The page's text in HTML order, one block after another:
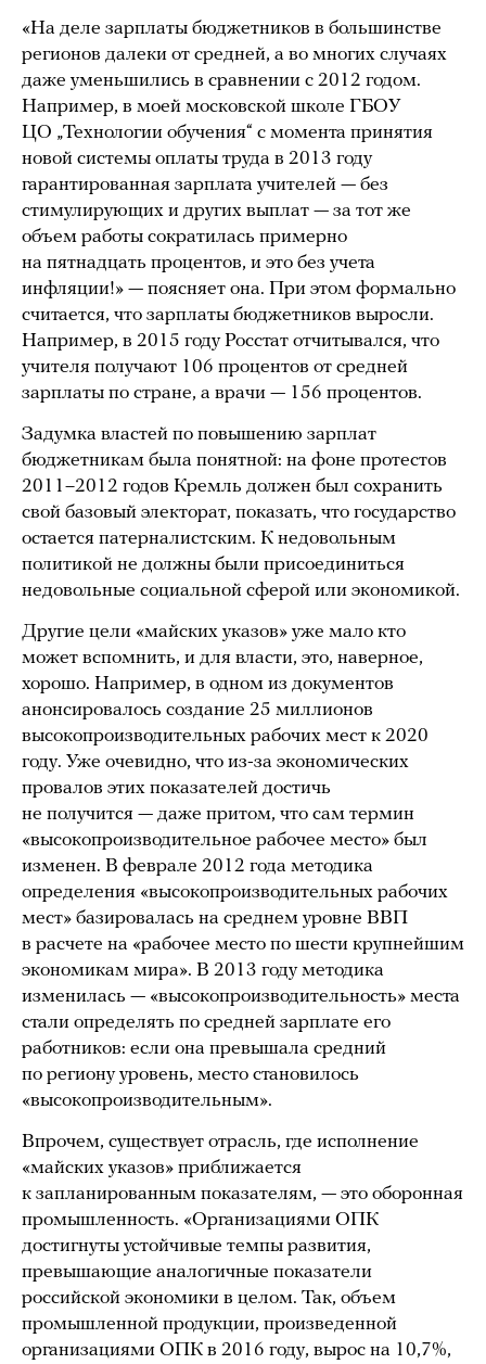
«На деле зарплаты бюджетников в большинстве
регионов далеки от средней, а во многих случаях
даже уменьшились в сравнении с 2012 годом.
Например, в моей московской школе ГБОУ
ЦО „Технологии обучения“ с момента принятия
новой системы оплаты труда в 2013 году
гарантированная зарплата учителей — без
стимулирующих и других выплат — за тот же
объем работы сократилась примерно
на пятнадцать процентов, и это без учета
инфляции!» — поясняет она. При этом формально
считается, что зарплаты бюджетников выросли.
Например, в 2015 году Росстат отчитывался, что
учителя получают 106 процентов от средней
зарплаты по стране, а врачи — 156 процентов.
Задумка властей по повышению зарплат
бюджетникам была понятной: на фоне протестов
2011–2012 годов Кремль должен был сохранить
свой базовый электорат, показать, что государство
остается патерналистским. К недовольным
политикой не должны были присоединиться
недовольные социальной сферой или экономикой.
Другие цели «майских указов» уже мало кто
может вспомнить, и для власти, это, наверное,
хорошо. Например, в одном из документов
анонсировалось создание 25 миллионов
высокопроизводительных рабочих мест к 2020
году. Уже очевидно, что из-за экономических
провалов этих показателей достичь
не получится — даже притом, что сам термин
«высокопроизводительное рабочее место» был
изменен. В феврале 2012 года методика
определения «высокопроизводительных рабочих
мест» базировалась на среднем уровне ВВП
в расчете на «рабочее место по шести крупнейшим
экономикам мира». В 2013 году методика
изменилась — «высокопроизводительность» места
стали определять по средней зарплате его
работников: если она превышала средний
по региону уровень, место становилось
«высокопроизводительным».
Впрочем, существует отрасль, где исполнение
«майских указов» приближается
к запланированным показателям, — это оборонная
промышленность. «Организациями ОПК
достигнуты устойчивые темпы развития,
превышающие аналогичные показатели
российской экономики в целом. Так, объем
промышленной продукции, произведенной
организациями ОПК в 2016 году, вырос на 10,7%,